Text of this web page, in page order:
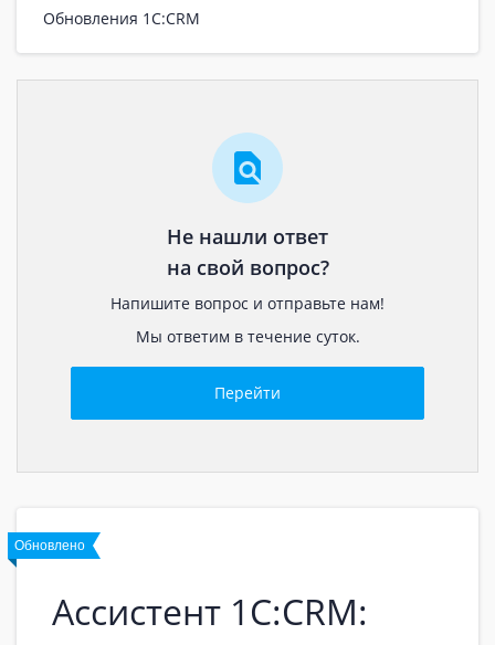
Обновлено
Ассистент 1С:CRM:
Обновления 1С:CRM
Не нашли ответ
на свой вопрос?
Напишите вопрос и отправьте нам!
Мы ответим в течение суток.
Перейти